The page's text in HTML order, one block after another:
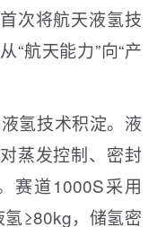
次将航天液氢技
“航天能力”向“产
氢技术积淀。液
蒸发控制、密封
赛道1000S采用
≥80kg，储氢密